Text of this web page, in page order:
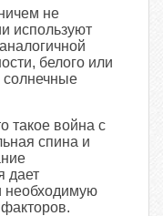
не
используют
белого или
солнечные
такое война с
спина и
дает
необходимую